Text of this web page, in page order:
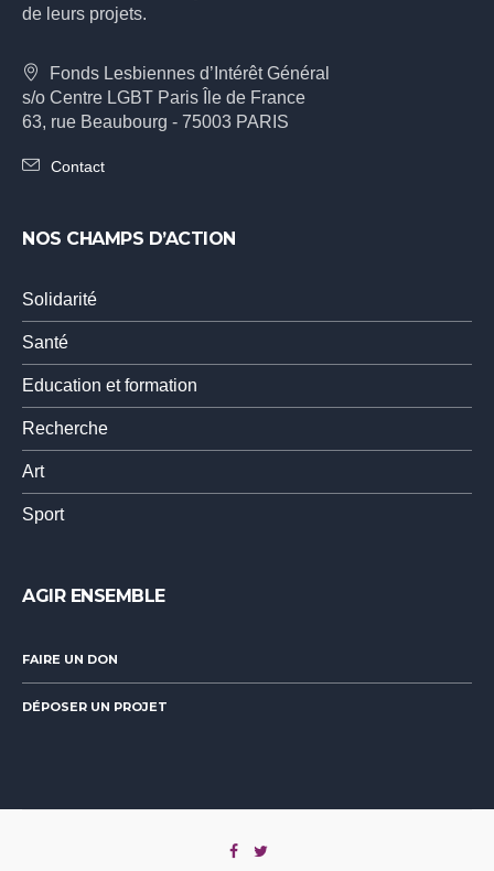
de leurs projets.
Fonds Lesbiennes d’Intérêt Général
s/o Centre LGBT Paris Île de France
63, rue Beaubourg - 75003 PARIS
Contact
NOS CHAMPS D’ACTION
Solidarité
Santé
Education et formation
Recherche
Art
Sport
AGIR ENSEMBLE
FAIRE UN DON
DÉPOSER UN PROJET